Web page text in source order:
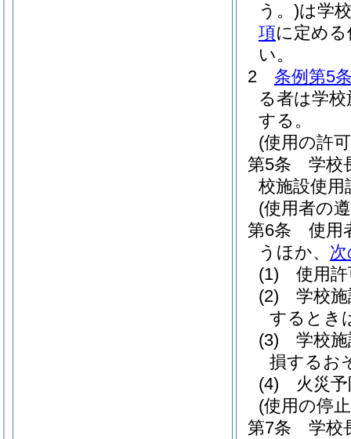
う。)は学
項に定め
い。
2
条例第5
る者は学
する。
(使用の許
第5条
学校
校施設使用
(使用者の
第6条
使用
うほか、
(1)
使用
(2)
学校
するとき
(3)
学校
損するお
(4)
火災
(使用の停
第7条
学校